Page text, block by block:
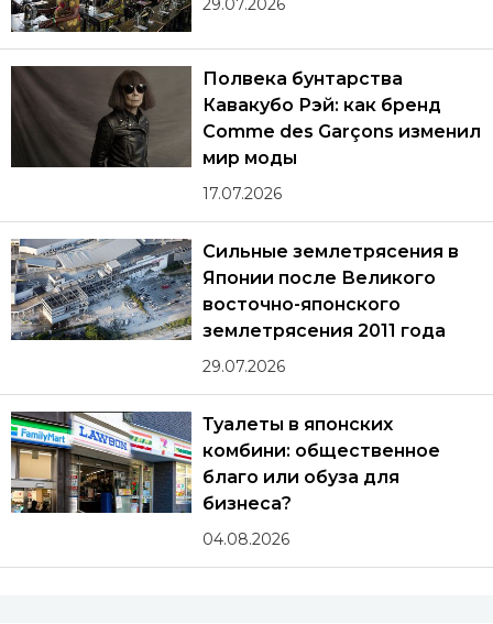
29.07.2026
Полвека бунтарства
Кавакубо Рэй: как бренд
Comme des Garçons изменил
мир моды
17.07.2026
Сильные землетрясения в
Японии после Великого
восточно-японского
землетрясения 2011 года
29.07.2026
Туалеты в японских
комбини: общественное
благо или обуза для
бизнеса?
04.08.2026